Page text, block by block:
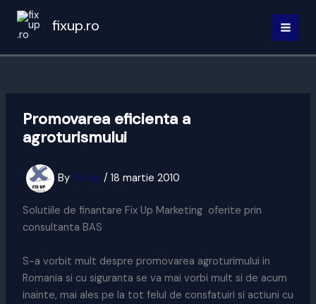
Skip
content
fixup.ro
Promovarea eficienta a
agroturismului
By Fix Up / 18 martie 2010
Solutiile de finantare Fix Up Marketing oferite prin
consultanta BAS
S-a vorbit mult despre promovarea agroturimului in
Romania si cu siguranta se va mai vorbi mult si de acum
inainte, mai ales pe la tot felul de consfatuiri si actiuni cu